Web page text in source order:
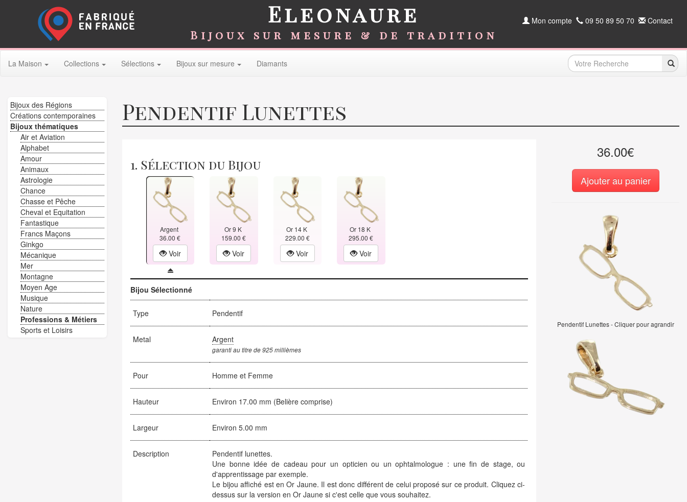
Eleonaure
Bijoux sur mesure & de tradition
Mon compte 09 50 89 50 70 Contact
La Maison Collections Sélections Bijoux sur mesure Diamants
Pendentif Lunettes
36.00€
Ajouter au panier
Pendentif Lunettes - Cliquer pour agrandir
1. Sélection du Bijou
Argent
36.00 €
Voir
Or 9 K
159.00 €
Voir
Or 14 K
229.00 €
Voir
Or 18 K
295.00 €
Voir
Bijou Sélectionné
Type Pendentif
Metal Argent
garanti au titre de 925 millièmes
Pour Homme et Femme
Hauteur Environ 17.00 mm (Belière comprise)
Largeur Environ 5.00 mm
Description
Pendentif lunettes.
Une bonne idée de cadeau pour un opticien ou un ophtalmologue : une fin de stage, ou
d'apprentissage par exemple.
Le bijou affiché est en Or Jaune. Il est donc différent de celui proposé sur ce produit. Cliquez ci-
dessus sur la version en Or Jaune si c'est celle que vous souhaitez.
Bijoux des Régions
Créations contemporaines
Bijoux thématiques
Air et Aviation
Alphabet
Amour
Animaux
Astrologie
Chance
Chasse et Pêche
Cheval et Equitation
Fantastique
Francs Maçons
Ginkgo
Mécanique
Mer
Montagne
Moyen Age
Musique
Nature
Professions & Métiers
Sports et Loisirs